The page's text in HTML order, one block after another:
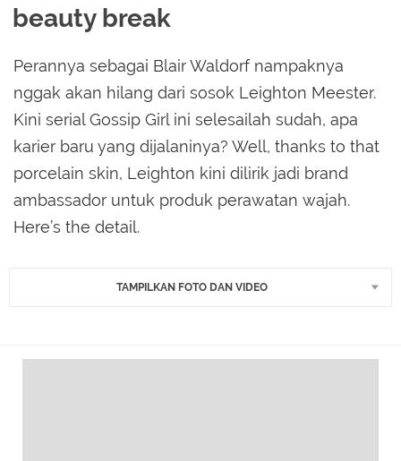
beauty break
Perannya sebagai Blair Waldorf nampaknya
nggak akan hilang dari sosok Leighton Meester.
Kini serial Gossip Girl ini selesailah sudah, apa
karier baru yang dijalaninya? Well, thanks to that
porcelain skin, Leighton kini dilirik jadi brand
ambassador untuk produk perawatan wajah.
Here’s the detail.
TAMPILKAN FOTO DAN VIDEO